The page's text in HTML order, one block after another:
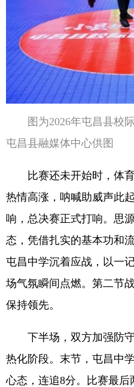
图为2026年屯昌县校
屯昌县融媒体中心供图
比赛还未开始时，体育
热情高涨，呐喊助威声此
响，总决赛正式打响。思
态，凭借扎实的基本功和
屯昌中学沉着应战，以一
场气氛瞬间点燃。第二节
保持领先。
下半场，双方加强防守
热化阶段。末节，屯昌中
心态，连追8分。比赛最